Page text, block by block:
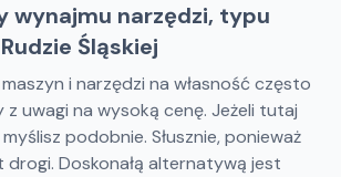
wynajmu narzędzi, typu
Śląskiej
i narzędzi na własność często
z uwagi na wysoką cenę. Jeżeli tutaj
podobnie. Słusznie, ponieważ
Doskonałą alternatywą jest